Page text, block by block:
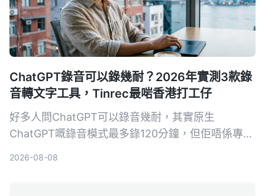
ChatGPT錄音可以錄幾耐？2026年實測3款錄
音轉文字工具，Tinrec最啱香港打工仔
好多人問ChatGPT可以錄音幾耐，其實原生
ChatGPT嘅錄音模式最多錄120分鐘，但佢唔係專為
2026-08-08